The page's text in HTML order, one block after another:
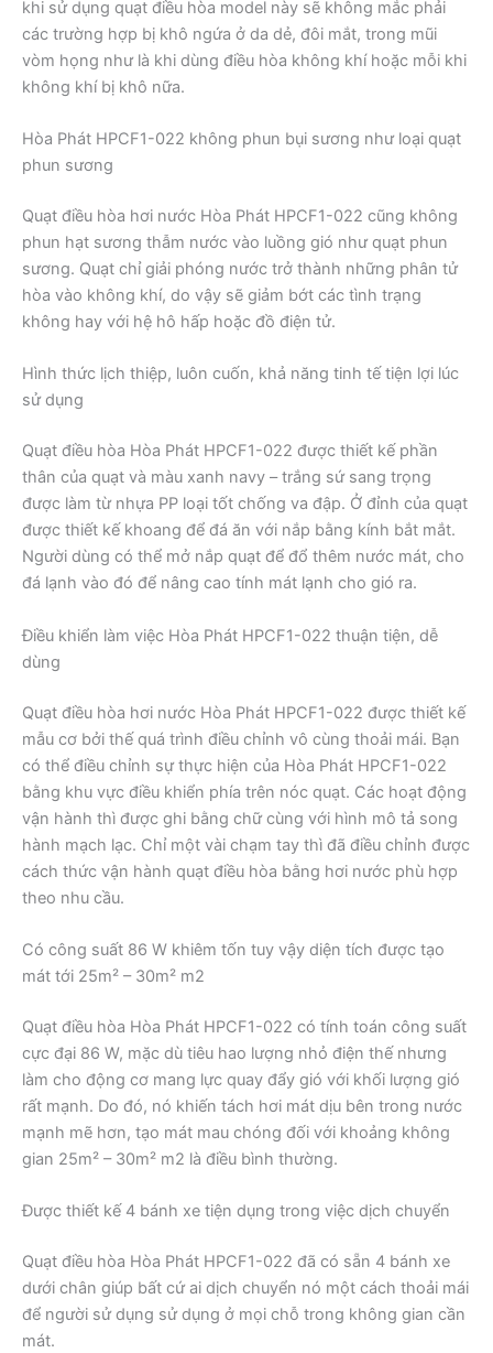
khi sử dụng quạt điều hòa model này sẽ không mắc phải
các trường hợp bị khô ngứa ở da dẻ, đôi mắt, trong mũi
vòm họng như là khi dùng điều hòa không khí hoặc mỗi khi
không khí bị khô nữa.
Hòa Phát HPCF1-022 không phun bụi sương như loại quạt
phun sương
Quạt điều hòa hơi nước Hòa Phát HPCF1-022 cũng không
phun hạt sương thẫm nước vào luồng gió như quạt phun
sương. Quạt chỉ giải phóng nước trở thành những phân tử
hòa vào không khí, do vậy sẽ giảm bớt các tình trạng
không hay với hệ hô hấp hoặc đồ điện tử.
Hình thức lịch thiệp, luôn cuốn, khả năng tinh tế tiện lợi lúc
sử dụng
Quạt điều hòa Hòa Phát HPCF1-022 được thiết kế phần
thân của quạt và màu xanh navy – trắng sứ sang trọng
được làm từ nhựa PP loại tốt chống va đập. Ở đỉnh của quạt
được thiết kế khoang để đá ăn với nắp bằng kính bắt mắt.
Người dùng có thể mở nắp quạt để đổ thêm nước mát, cho
đá lạnh vào đó để nâng cao tính mát lạnh cho gió ra.
Điều khiển làm việc Hòa Phát HPCF1-022 thuận tiện, dễ
dùng
Quạt điều hòa hơi nước Hòa Phát HPCF1-022 được thiết kế
mẫu cơ bởi thế quá trình điều chỉnh vô cùng thoải mái. Bạn
có thể điều chỉnh sự thực hiện của Hòa Phát HPCF1-022
bằng khu vực điều khiển phía trên nóc quạt. Các hoạt động
vận hành thì được ghi bằng chữ cùng với hình mô tả song
hành mạch lạc. Chỉ một vài chạm tay thì đã điều chỉnh được
cách thức vận hành quạt điều hòa bằng hơi nước phù hợp
theo nhu cầu.
Có công suất 86 W khiêm tốn tuy vậy diện tích được tạo
mát tới 25m² – 30m² m2
Quạt điều hòa Hòa Phát HPCF1-022 có tính toán công suất
cực đại 86 W, mặc dù tiêu hao lượng nhỏ điện thế nhưng
làm cho động cơ mang lực quay đẩy gió với khối lượng gió
rất mạnh. Do đó, nó khiến tách hơi mát dịu bên trong nước
mạnh mẽ hơn, tạo mát mau chóng đối với khoảng không
gian 25m² – 30m² m2 là điều bình thường.
Được thiết kế 4 bánh xe tiện dụng trong việc dịch chuyển
Quạt điều hòa Hòa Phát HPCF1-022 đã có sẵn 4 bánh xe
dưới chân giúp bất cứ ai dịch chuyển nó một cách thoải mái
để người sử dụng sử dụng ở mọi chỗ trong không gian cần
mát.